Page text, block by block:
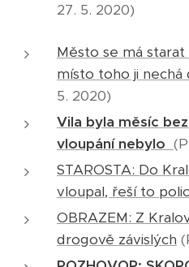
27. 5. 2020)
Město se má
místo toho ji nechá
5. 2020)
Vila byla měsíc
vloupání nebylo
STAROSTA: Do
vloupal, řeší to
OBRAZEM: Z
drogově závislých